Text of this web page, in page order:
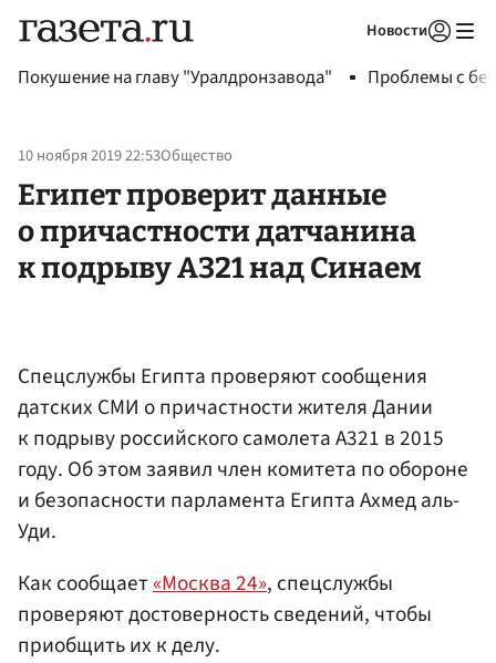
Новости
Покушение на главу "Уралдронзавода" Проблемы с
10 ноября 2019 22:53Общество
Египет проверит данные
о причастности датчанина
к подрыву А321 над Синаем
Спецслужбы Египта проверяют сообщения
датских СМИ о причастности жителя Дании
к подрыву российского самолета А321 в 2015
году. Об этом заявил член комитета по обороне
и безопасности парламента Египта Ахмед аль-
Уди.
Как сообщает«Москва 24», спецслужбы
проверяют достоверность сведений, чтобы
приобщить их к делу.